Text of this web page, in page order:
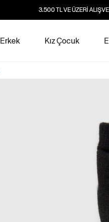
3.500 TL VE ÜZERİ
Erkek Kız Çocuk